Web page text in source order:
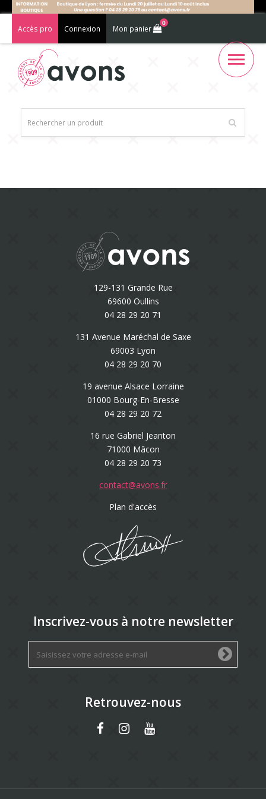
Accès pro Connexion Mon panier
0
129-131 Grande Rue
69600 Oullins
04 28 29 20 71
131 Avenue Maréchal de Saxe
69003 Lyon
04 28 29 20 70
19 avenue Alsace Lorraine
01000 Bourg-En-Bresse
04 28 29 20 72
16 rue Gabriel Jeanton
71000 Mâcon
04 28 29 20 73
contact@avons.fr
Plan d'accès
Inscrivez-vous à notre newsletter
Retrouvez-nous